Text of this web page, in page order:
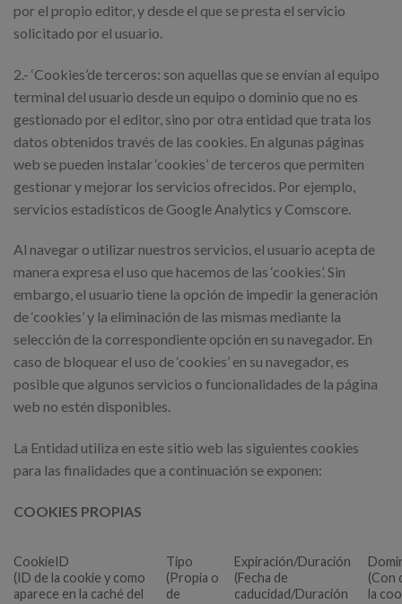
por el propio editor, y desde el que se presta el servicio
solicitado por el usuario.
2.- ‘Cookies’de terceros: son aquellas que se envían al equipo
terminal del usuario desde un equipo o dominio que no es
gestionado por el editor, sino por otra entidad que trata los
datos obtenidos través de las cookies. En algunas páginas
web se pueden instalar ‘cookies’ de terceros que permiten
gestionar y mejorar los servicios ofrecidos. Por ejemplo,
servicios estadísticos de Google Analytics y Comscore.
Al navegar o utilizar nuestros servicios, el usuario acepta de
manera expresa el uso que hacemos de las ‘cookies’. Sin
embargo, el usuario tiene la opción de impedir la generación
de ‘cookies’ y la eliminación de las mismas mediante la
selección de la correspondiente opción en su navegador. En
caso de bloquear el uso de ‘cookies’ en su navegador, es
posible que algunos servicios o funcionalidades de la página
web no estén disponibles.
La Entidad utiliza en este sitio web las siguientes cookies
para las finalidades que a continuación se exponen:
COOKIES PROPIAS
CookieID
(ID de la cookie y como
aparece en la caché del
Tipo
(Propia o
de
Expiración/Duración
(Fecha de
caducidad/Duración
(Con
la